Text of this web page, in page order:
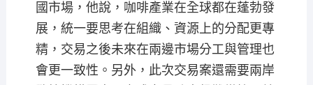
國市場，他說，咖啡產業在全球都在蓬勃發
展，統一要思考在組織、資源上的分配更專
精，交易之後未來在兩邊市場分工與管理也
會更一致性。另外，此次交易案還需要兩岸